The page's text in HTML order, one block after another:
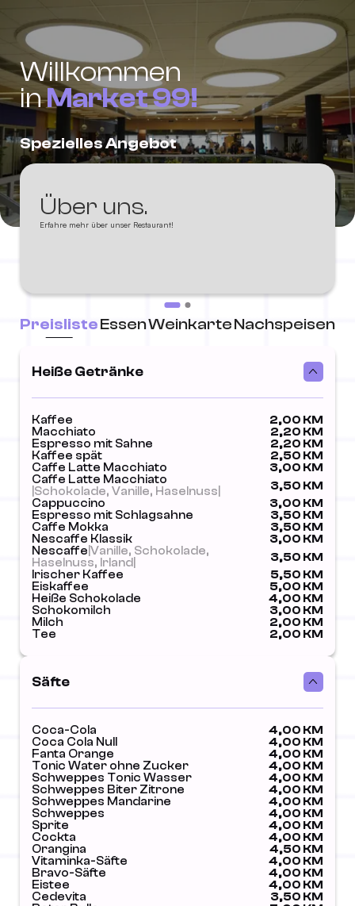
Willkommen
inMarket 99!
Spezielles Angebot
Über uns.
Erfahre mehr über unser Restaurant!
PreislisteEssenWeinkarteNachspeisen
Heiße Getränke
Kaffee
2,00 KM
Macchiato
2,20 KM
Espresso mit Sahne
2,20 KM
Kaffee spät
2,50 KM
Caffe Latte Macchiato
3,00 KM
Caffe Latte Macchiato
|Schokolade, Vanille, Haselnuss|
3,50 KM
Cappuccino
3,00 KM
Espresso mit Schlagsahne
3,50 KM
Caffe Mokka
3,50 KM
Nescaffe Klassik
3,00 KM
Nescaffe |Vanille, Schokolade,
Haselnuss, Irland|
3,50 KM
Irischer Kaffee
5,50 KM
Eiskaffee
5,00 KM
Heiße Schokolade
4,00 KM
Schokomilch
3,00 KM
Milch
2,00 KM
Tee
2,00 KM
Säfte
Coca-Cola
4,00 KM
Coca Cola Null
4,00 KM
Fanta Orange
4,00 KM
Tonic Water ohne Zucker
4,00 KM
Schweppes Tonic Wasser
4,00 KM
Schweppes Biter Zitrone
4,00 KM
Schweppes Mandarine
4,00 KM
Schweppes
4,00 KM
Sprite
4,00 KM
Cockta
4,00 KM
Orangina
4,50 KM
Vitaminka-Säfte
4,00 KM
Bravo-Säfte
4,00 KM
Eistee
4,00 KM
Cedevita
3,50 KM